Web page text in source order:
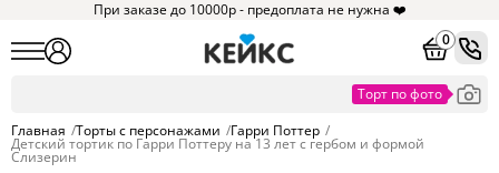
При заказе до 10000р - предоплата не нужна ❤️
0
Главная /Торты с персонажами /Гарри Поттер /
Детский тортик по Гарри Поттеру на 13 лет с гербом и формой
Слизерин